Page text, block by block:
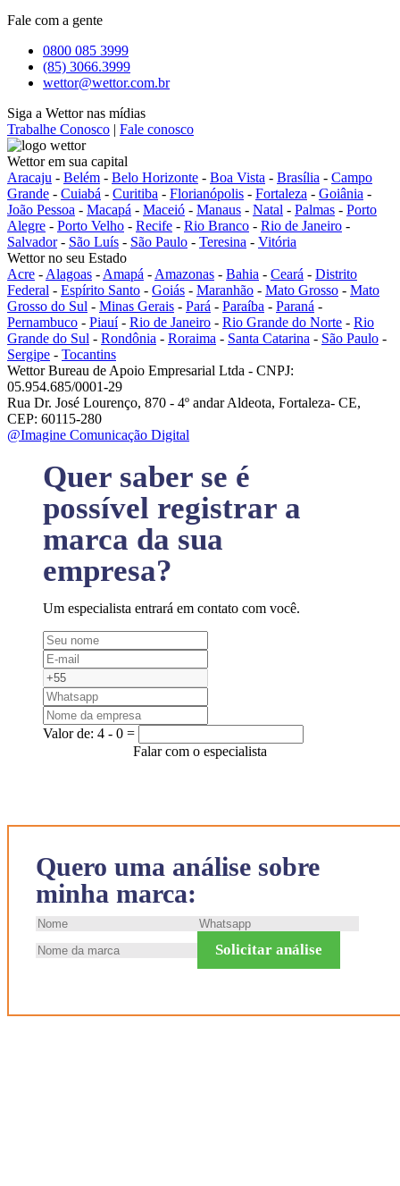
Quero uma análise sobre
minha marca:
Solicitar análise
Fale com a gente
0800 085 3999
(85) 3066.3999
wettor@wettor.com.br
Siga a Wettor nas mídias
Trabalhe Conosco | Fale conosco
Wettor em sua capital
Aracaju - Belém - Belo Horizonte - Boa Vista - Brasília - Campo
Grande - Cuiabá - Curitiba - Florianópolis - Fortaleza - Goiânia -
João Pessoa - Macapá - Maceió - Manaus - Natal - Palmas - Porto
Alegre - Porto Velho - Recife - Rio Branco - Rio de Janeiro -
Salvador- São Luís - São Paulo - Teresina - Vitória
Wettor no seu Estado
Acre - Alagoas - Amapá - Amazonas - Bahia - Ceará - Distrito
Federal - Espírito Santo - Goiás - Maranhão - Mato Grosso - Mato
Grosso do Sul - Minas Gerais - Pará - Paraíba - Paraná -
Pernambuco - Piauí- Rio de Janeiro - Rio Grande do Norte - Rio
Grande do Sul - Rondônia - Roraima - Santa Catarina - São Paulo -
Sergipe - Tocantins
Wettor Bureau de Apoio Empresarial Ltda - CNPJ:
05.954.685/0001-29
Rua Dr. José Lourenço, 870 - 4º andar Aldeota, Fortaleza- CE,
CEP: 60115-280
@Imagine Comunicação Digital
Quer saber se é
possível registrar a
marca da sua
empresa?
Um especialista entrará em contato com você.
Valor de: 4 - 0 =
Falar com o especialista